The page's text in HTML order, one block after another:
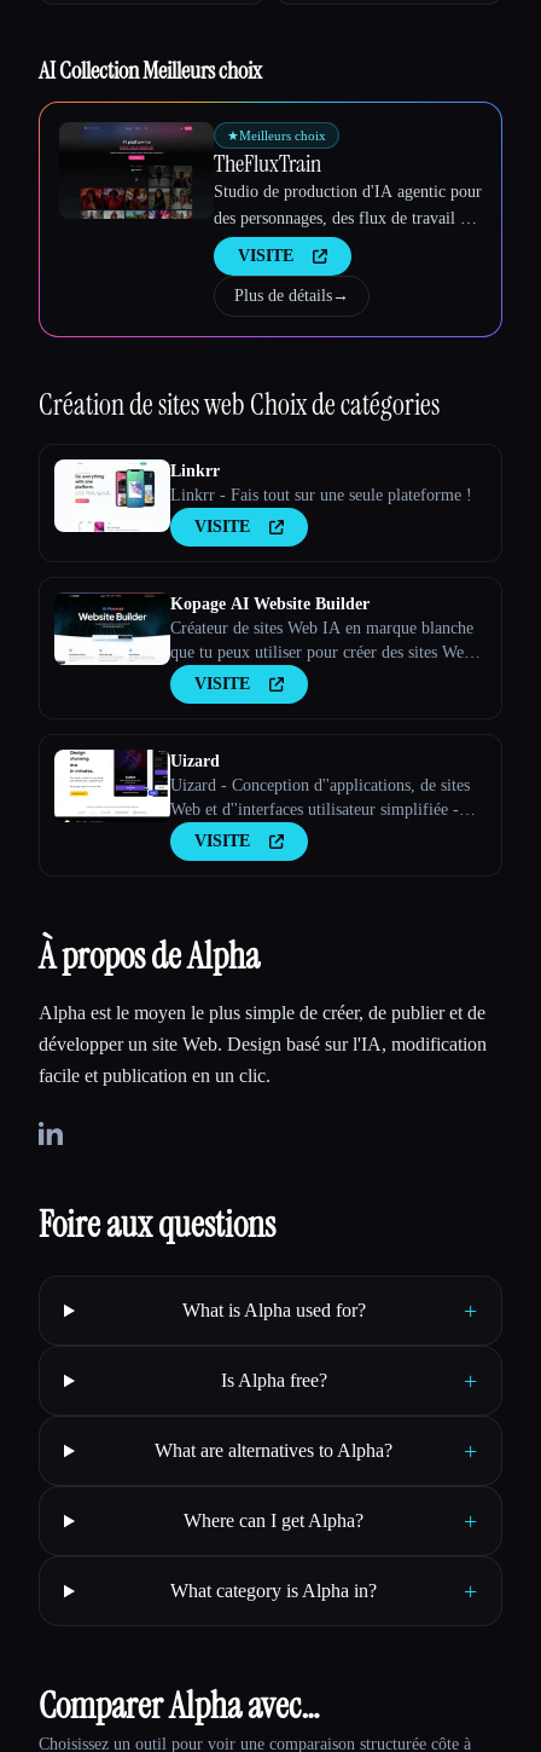
Esc
AI Collection Meilleurs choix
★Meilleurs choix
TheFluxTrain
Studio de production d'IA agentic pour
des personnages, des flux de travail et
des vidéos cohérents
VISITE
Plus de détails→
Création de sites webChoix de catégories
Linkrr
Linkrr - Fais tout sur une seule plateforme !
VISITE
Kopage AI Website Builder
Créateur de sites Web IA en marque blanche
que tu peux utiliser pour créer des sites Web
pour tes clients sous ta propre marque
VISITE
Uizard
Uizard - Conception d''applications, de sites
Web et d''interfaces utilisateur simplifiée -
Propulsé par l''IA
VISITE
À propos de Alpha
Alpha est le moyen le plus simple de créer, de publier et de
développer un site Web. Design basé sur l'IA, modification
facile et publication en un clic.
Foire aux questions
What is Alpha used for? +
Is Alpha free? +
What are alternatives to Alpha? +
Where can I get Alpha? +
What category is Alpha in? +
Comparer Alpha avec…
Choisissez un outil pour voir une comparaison structurée côte à